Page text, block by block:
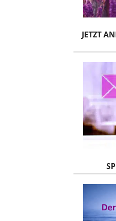
JETZT